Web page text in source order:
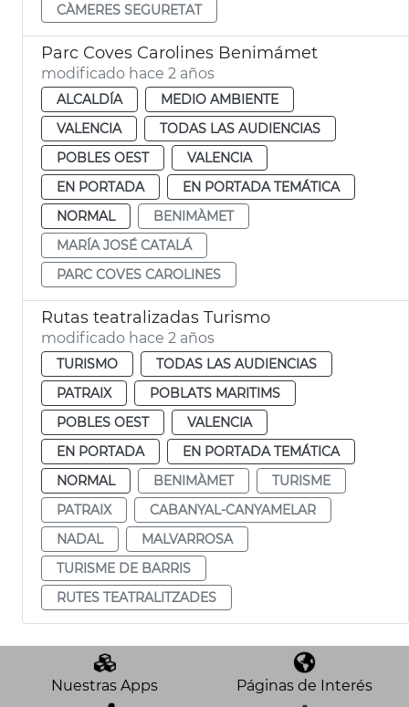
CÀMERES SEGURETAT
Parc Coves Carolines Benimámet
modificado hace 2 años
ALCALDÍA
MEDIO AMBIENTE
VALENCIA
TODAS LAS AUDIENCIAS
POBLES OEST
VALENCIA
EN PORTADA
EN PORTADA TEMÁTICA
NORMAL
BENIMÀMET
MARÍA JOSÉ CATALÁ
PARC COVES CAROLINES
Rutas teatralizadas Turismo
modificado hace 2 años
TURISMO
TODAS LAS AUDIENCIAS
PATRAIX
POBLATS MARITIMS
POBLES OEST
VALENCIA
EN PORTADA
EN PORTADA TEMÁTICA
NORMAL
BENIMÀMET
TURISME
PATRAIX
CABANYAL-CANYAMELAR
NADAL
MALVARROSA
TURISME DE BARRIS
RUTES TEATRALITZADES
Nuestras Apps Páginas de Interés